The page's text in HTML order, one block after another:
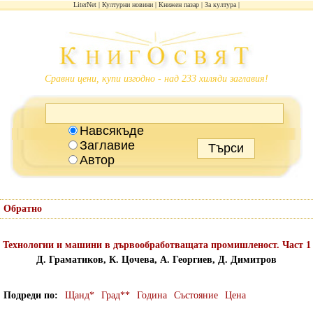
LiterNet Културни новини Книжен пазар За култура
Сравни цени, купи изгодно - над 233 хиляди заглавия!
Навсякъде
Заглавие
Автор
Обратно
Технологии и машини в дървообработващата промишленост. Част 1
Д. Граматиков, К. Цочева, А. Георгиев, Д. Димитров
Подреди по Щанд* Град** Година Състояние Цена